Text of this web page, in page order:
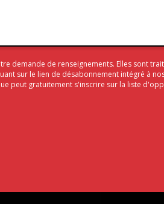
demande de renseignements. Elles sont
sur le lien de désabonnement intégré à
peut gratuitement s'inscrire sur la liste